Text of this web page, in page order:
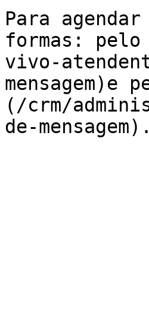
Para
formas:
vivo-
(/crm/